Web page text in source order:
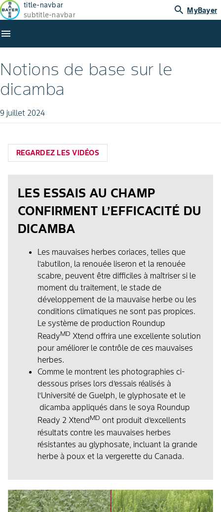
title-navbar
subtitle-navbar
search MyBayer
menu
Notions de base sur le
dicamba
9 juillet 2024
REGARDEZ LES VIDÉOS
LES ESSAIS AU CHAMP
CONFIRMENT L’EFFICACITÉ DU
DICAMBA
Les mauvaises herbes coriaces, telles que
l’abutilon, la renouée liseron et la renouée
scabre, peuvent être difficiles à maîtriser si le
moment du traitement, le stade de
développement de la mauvaise herbe ou les
conditions climatiques ne sont pas propices.
Le système de production Roundup
ReadyMD Xtend offrira une excellente solution
pour améliorer le contrôle de ces mauvaises
herbes.
Comme le montrent les photographies ci-
dessous prises lors d’essais réalisés à
l’Université de Guelph, le glyphosate et le
dicamba appliqués dans le soya Roundup
Ready 2 XtendMD ont produit d’excellents
résultats contre les mauvaises herbes
résistantes au glyphosate, incluant la grande
herbe à poux et la vergerette du Canada.